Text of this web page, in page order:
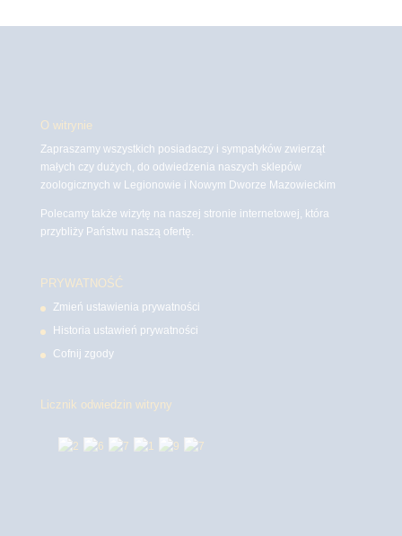
O witrynie
Zapraszamy wszystkich posiadaczy i sympatyków zwierząt
małych czy dużych, do odwiedzenia naszych sklepów
zoologicznych w Legionowie i Nowym Dworze Mazowieckim
Polecamy także wizytę na naszej stronie internetowej, która
przybliży Państwu naszą ofertę.
PRYWATNOŚĆ
Zmień ustawienia prywatności
Historia ustawień prywatności
Cofnij zgody
Licznik odwiedzin witryny